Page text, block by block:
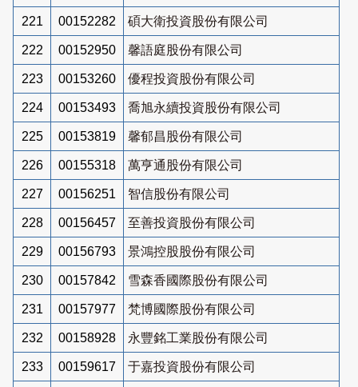
221 00152282 碩大衛投資股份有限公司
222 00152950 馨語庭股份有限公司
223 00153260 優程投資股份有限公司
224 00153493 喬旭永續投資股份有限公司
225 00153819 馨郁昌股份有限公司
226 00155318 萬亨通股份有限公司
227 00156251 智信股份有限公司
228 00156457 至善投資股份有限公司
229 00156793 景鴻控股股份有限公司
230 00157842 雪森香國際股份有限公司
231 00157977 梵博國際股份有限公司
232 00158928 永豐銘工業股份有限公司
233 00159617 于嘉投資股份有限公司